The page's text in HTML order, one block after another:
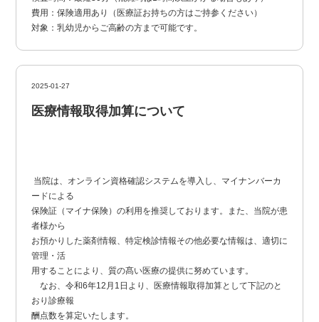
費用：保険適用あり（医療証お持ちの方はご持参ください）
対象：乳幼児からご高齢の方まで可能です。
2025-01-27
医療情報取得加算について
当院は、オンライン資格確認システムを導入し、マイナンバーカ
ードによる
保険証（マイナ保険）の利用を推奨しております。また、当院が患
者様から
お預かりした薬剤情報、特定検診情報その他必要な情報は、適切に
管理・活
用することにより、質の髙い医療の提供に努めています。
なお、令和6年12月1日より、医療情報取得加算として下記のと
おり診療報
酬点数を算定いたします。